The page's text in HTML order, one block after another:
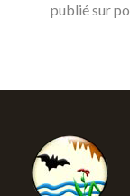
publié sur